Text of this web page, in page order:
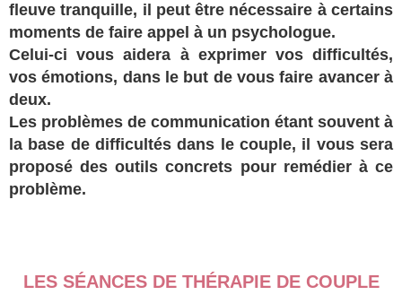
fleuve tranquille, il peut être nécessaire à certains
moments de faire appel à un psychologue.
Celui-ci vous aidera à exprimer vos difficultés,
vos émotions, dans le but de vous faire avancer à
deux.
Les problèmes de communication étant souvent à
la base de difficultés dans le couple, il vous sera
proposé des outils concrets pour remédier à ce
problème.
LES SÉANCES DE THÉRAPIE DE COUPLE